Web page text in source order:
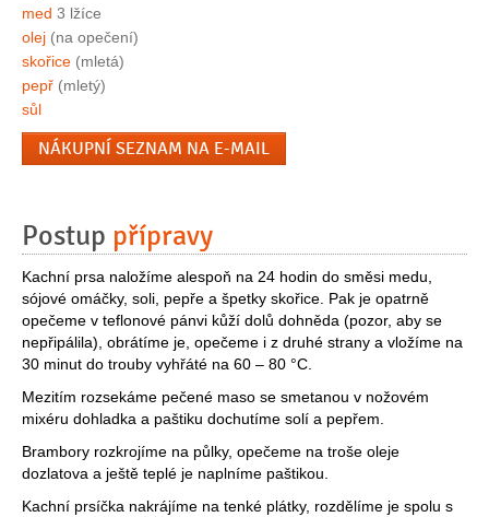
med 3 lžíce
olej (na opečení)
skořice (mletá)
pepř (mletý)
sůl
NÁKUPNÍ SEZNAM NA E-MAIL
Postup přípravy
Kachní prsa naložíme alespoň na 24 hodin do směsi medu,
sójové omáčky, soli, pepře a špetky skořice. Pak je opatrně
opečeme v teflonové pánvi kůží dolů dohněda (pozor, aby se
nepřipálila), obrátíme je, opečeme i z druhé strany a vložíme na
30 minut do trouby vyhřáté na 60 – 80 °C.
Mezitím rozsekáme pečené maso se smetanou v nožovém
mixéru dohladka a paštiku dochutíme solí a pepřem.
Brambory rozkrojíme na půlky, opečeme na troše oleje
dozlatova a ještě teplé je naplníme paštikou.
Kachní prsíčka nakrájíme na tenké plátky, rozdělíme je spolu s